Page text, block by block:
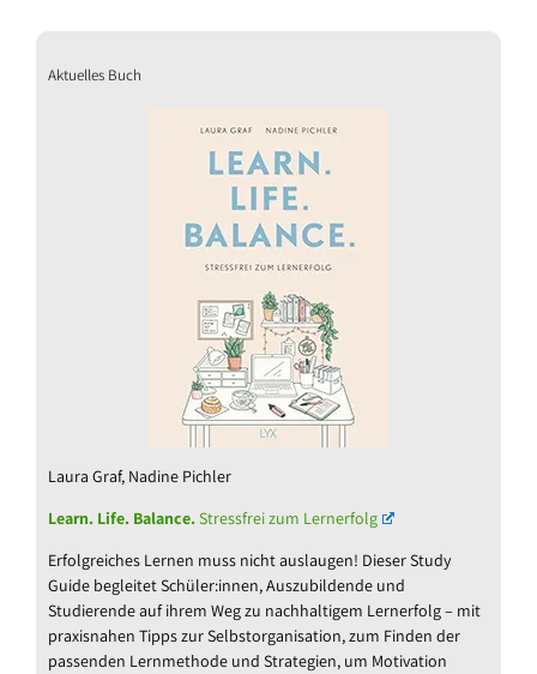
Aktuelles Buch
Laura Graf, Nadine Pichler
Learn. Life. Balance.Stressfrei zum Lernerfolg
Erfolgreiches Lernen muss nicht auslaugen! Dieser Study
Guide begleitet Schüler:innen, Auszubildende und
Studierende auf ihrem Weg zu nachhaltigem Lernerfolg – mit
praxisnahen Tipps zur Selbstorganisation, zum Finden der
passenden Lernmethode und Strategien, um Motivation